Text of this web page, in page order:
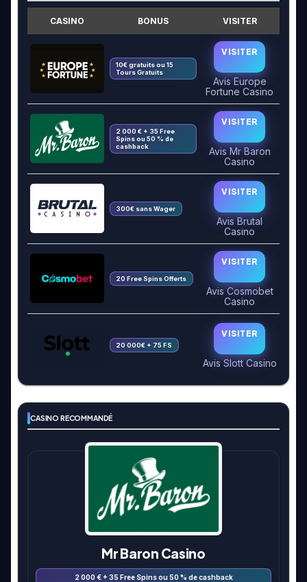
CASINO BONUS VISITER
10€ gratuits ou 15
Tours Gratuits
VISITER
Avis Europe
Fortune Casino
2 000 € + 35 Free
Spins ou 50 % de
cashback
VISITER
Avis Mr Baron
Casino
300€ sans Wager
VISITER
Avis Brutal
Casino
20 Free Spins Offerts
VISITER
Avis Cosmobet
Casino
20 000€ + 75 FS
VISITER
Avis Slott Casino
CASINO RECOMMANDÉ
Mr Baron Casino
2 000 € + 35 Free Spins ou 50 % de cashback